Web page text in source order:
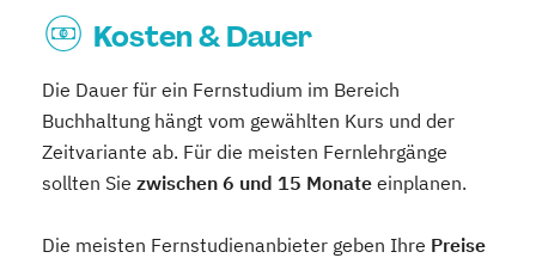
Kosten & Dauer
Die Dauer für ein Fernstudium im Bereich
Buchhaltung hängt vom gewählten Kurs und der
Zeitvariante ab. Für die meisten Fernlehrgänge
sollten Sie zwischen 6 und 15 Monate einplanen.
Die meisten Fernstudienanbieter geben Ihre Preise